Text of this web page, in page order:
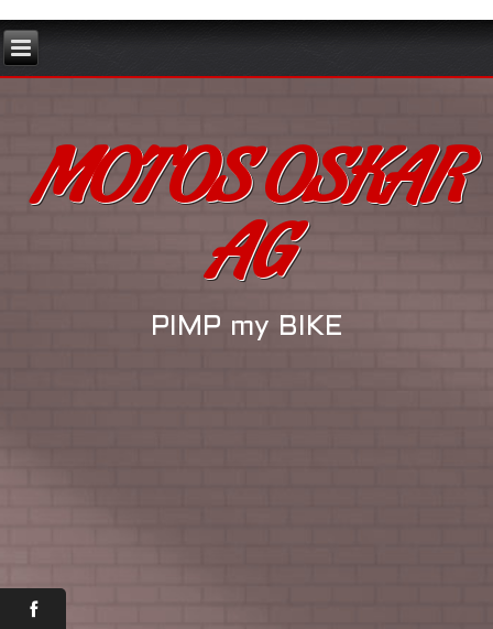
MOTOS OSKAR
AG
PIMP my BIKE